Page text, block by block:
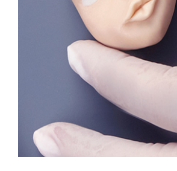
ΛΕΠΤΟΜΈΡΕΙΕΣ